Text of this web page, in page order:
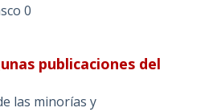
0
publicaciones del
las minorías y